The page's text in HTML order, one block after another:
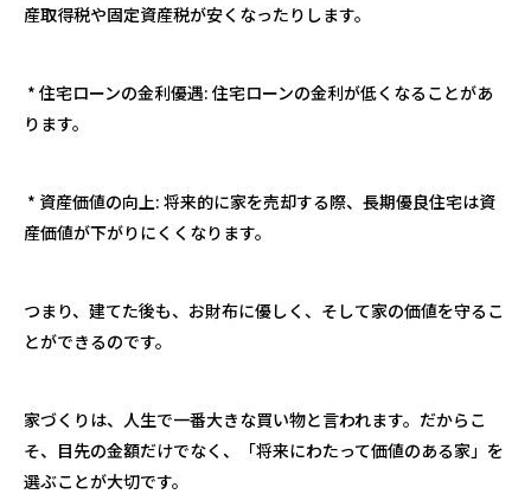
産取得税や固定資産税が安くなったりします。
* 住宅ローンの金利優遇: 住宅ローンの金利が低くなることがあ
ります。
* 資産価値の向上: 将来的に家を売却する際、長期優良住宅は資
産価値が下がりにくくなります。
つまり、建てた後も、お財布に優しく、そして家の価値を守るこ
とができるのです。
家づくりは、人生で一番大きな買い物と言われます。だからこ
そ、目先の金額だけでなく、
「将来にわたって価値のある家」 を
選ぶことが大切です。